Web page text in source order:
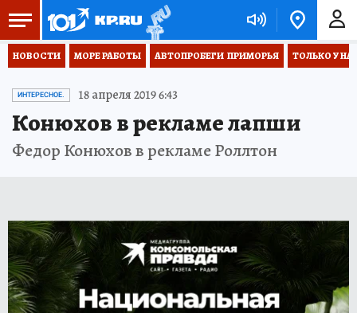
НОВОСТИ МОРЕ РАБОТЫ АВТОПРОБЕГИ  ПРИМОРЬЯ ТОЛЬКО У
ИНТЕРЕСНОЕ. 18 апреля 2019 6:43
Конюхов в рекламе лапши
Федор Конюхов в рекламе Роллтон